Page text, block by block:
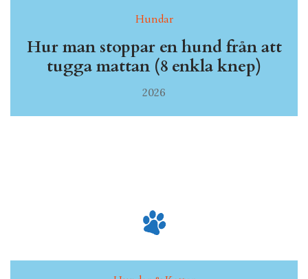
Hundar
Hur man stoppar en hund från att
tugga mattan (8 enkla knep)
2026